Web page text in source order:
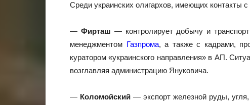
Среди украинских олигархов, имеющих контакты
— Фирташ — контролирует добычу и
менеджментом Газпрома, а также с кадрами,
куратором «украинского направления» в АП.
возглавляя администрацию Януковича.
— Коломойский — экспорт железной руды,